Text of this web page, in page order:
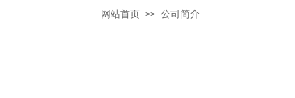
网站首页 >> 公司简介